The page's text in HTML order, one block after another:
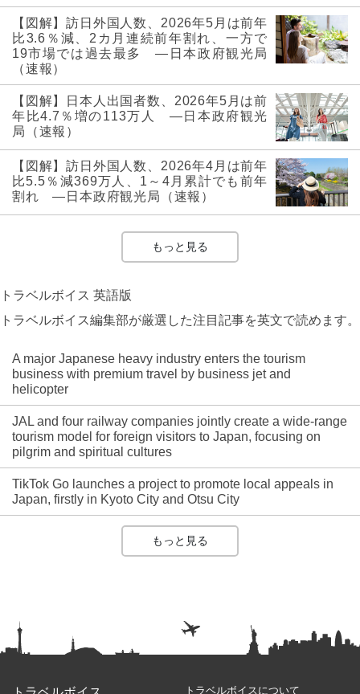
【図解】訪日外国人数、2026年5月は前年
比3.6％減、2カ月連続前年割れ、一方で
19市場では過去最多 ―日本政府観光局
（速報）
【図解】日本人出国者数、2026年5月は前
年比4.7％増の113万人 ―日本政府観光
局（速報）
【図解】訪日外国人数、2026年4月は前年
比5.5％減369万人、1～4月累計でも前年
割れ ―日本政府観光局（速報）
もっと見る
トラベルボイス 英語版
トラベルボイス編集部が厳選した注目記事を英文で読めます。
A major Japanese heavy industry enters the tourism
business with premium travel by business jet and
helicopter
JAL and four railway companies jointly create a wide-range
tourism model for foreign visitors to Japan, focusing on
pilgrim and spiritual cultures
TikTok Go launches a project to promote local appeals in
Japan, firstly in Kyoto City and Otsu City
もっと見る
トラベルボイスについて